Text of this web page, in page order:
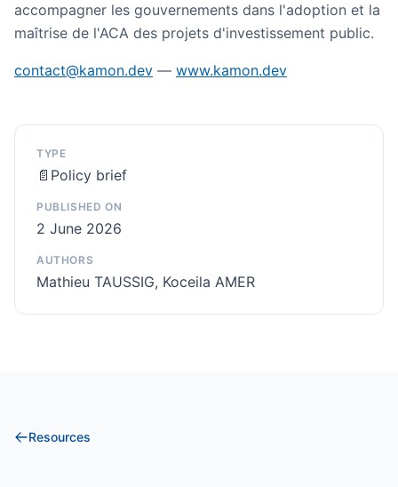
accompagner les gouvernements dans l'adoption et la
maîtrise de l'ACA des projets d'investissement public.
contact@kamon.dev — www.kamon.dev
TYPE
📄 Policy brief
PUBLISHED ON
2 June 2026
AUTHORS
Mathieu TAUSSIG, Koceila AMER
Resources